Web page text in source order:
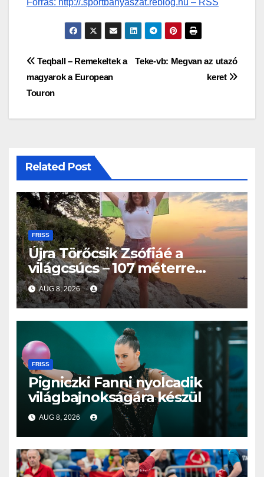
Forrás: http://.sportbanyaszat.reblog.hu – RSS
Bejegyzés
navigáció
Teke-vb: Megvan az utazó
keret
Teqball – Remekeltek a
magyarok a European
Touron
Related Post
FRISS
Újra Törőcsik Zsófiáé a
világcsúcs – 107 méterre
merült Lastovón
AUG 8, 2026
FRISS
Pigniczki Fanni nyolcadik
világbajnokságára készül
AUG 8, 2026